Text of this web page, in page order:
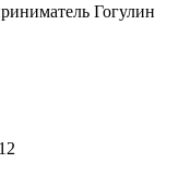
Гогулин